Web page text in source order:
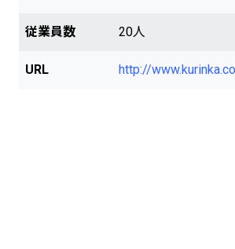
猛暑・ヒートアイランドへの対応では、降
雨後に太陽が顔を出すと貯めた雨水の蒸発
により気温抑制効果（最大-7.7℃）が持続
従業員数 20人
URL http://